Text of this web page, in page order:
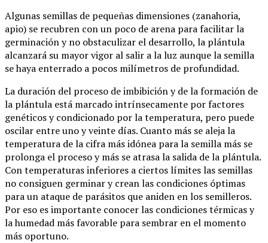
Algunas semillas de pequeñas dimensiones (zanahoria,
apio) se recubren con un poco de arena para facilitar la
germinación y no obstaculizar el desarrollo, la plántula
alcanzará su mayor vigor al salir a la luz aunque la semilla
se haya enterrado a pocos milímetros de profundidad.
La duración del proceso de imbibición y de la formación de
la plántula está marcado intrínsecamente por factores
genéticos y condicionado por la temperatura, pero puede
oscilar entre uno y veinte días. Cuanto más se aleja la
temperatura de la cifra más idónea para la semilla más se
prolonga el proceso y más se atrasa la salida de la plántula.
Con temperaturas inferiores a ciertos límites las semillas
no consiguen germinar y crean las condiciones óptimas
para un ataque de parásitos que aniden en los semilleros.
Por eso es importante conocer las condiciones térmicas y
la humedad más favorable para sembrar en el momento
más oportuno.